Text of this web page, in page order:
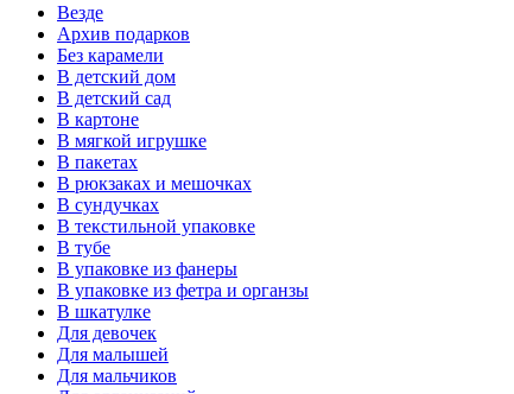
Везде
Архив подарков
Без карамели
В детский дом
В детский сад
В картоне
В мягкой игрушке
В пакетах
В рюкзаках и мешочках
В сундучках
В текстильной упаковке
В тубе
В упаковке из фанеры
В упаковке из фетра и органзы
В шкатулке
Для девочек
Для малышей
Для мальчиков